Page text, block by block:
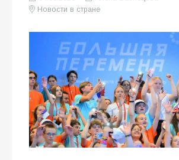
Новости в стране